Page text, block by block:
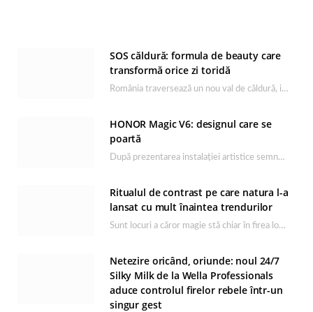
SOS căldură: formula de beauty care
transformă orice zi toridă
România traversează un nou val de căldură, iar rutina de îngrijire capătă un rol esențial…
HONOR Magic V6: designul care se
poartă
După prezentarea instalației artistice semnată de Catrinel Săbăciag în cadrul evenimentului de lansare HONOR Magic…
Ritualul de contrast pe care natura l-a
lansat cu mult înaintea trendurilor
Sunt locuri a căror magie stă chiar în firea lor naturală, iar Lacul Ursu din…
Netezire oricând, oriunde: noul 24/7
Silky Milk de la Wella Professionals
aduce controlul firelor rebele într-un
singur gest